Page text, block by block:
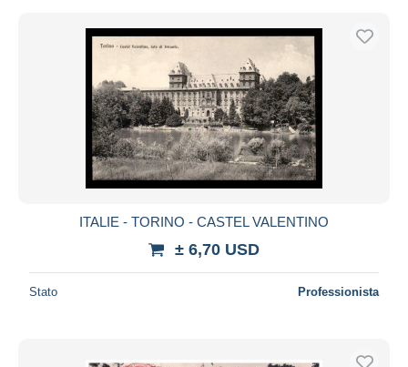
ITALIE - TORINO - CASTEL VALENTINO
± 6,70 USD
Stato Professionista